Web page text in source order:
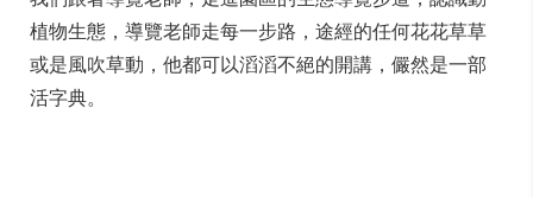
植物生態，導覽老師走每一步路，途經的任何花花草草
或是風吹草動，他都可以滔滔不絕的開講，儼然是一部
活字典。